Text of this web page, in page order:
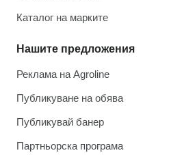
Каталог на марките
Нашите предложения
Реклама на Agroline
Публикуване на обява
Публикувай банер
Партньорска програма